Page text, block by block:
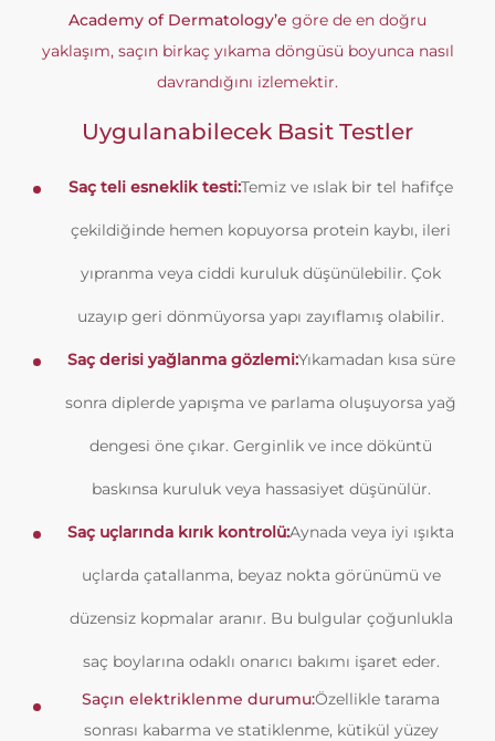
Academy of Dermatology’e göre de en doğru
yaklaşım, saçın birkaç yıkama döngüsü boyunca nasıl
davrandığını izlemektir.
Uygulanabilecek Basit Testler
Saç teli esneklik testi:Temiz ve ıslak bir tel hafifçe
çekildiğinde hemen kopuyorsa protein kaybı, ileri
yıpranma veya ciddi kuruluk düşünülebilir. Çok
uzayıp geri dönmüyorsa yapı zayıflamış olabilir.
Saç derisi yağlanma gözlemi:Yıkamadan kısa süre
sonra diplerde yapışma ve parlama oluşuyorsa yağ
dengesi öne çıkar. Gerginlik ve ince döküntü
baskınsa kuruluk veya hassasiyet düşünülür.
Saç uçlarında kırık kontrolü:Aynada veya iyi ışıkta
uçlarda çatallanma, beyaz nokta görünümü ve
düzensiz kopmalar aranır. Bu bulgular çoğunlukla
saç boylarına odaklı onarıcı bakımı işaret eder.
Saçın elektriklenme durumu:Özellikle tarama
sonrası kabarma ve statiklenme, kütikül yüzey